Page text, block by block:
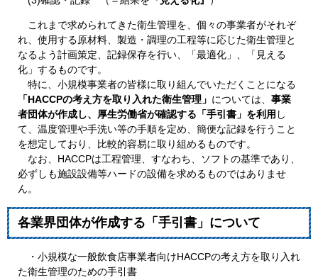
これまで求められてきた衛生管理を、個々の事業者がそれぞ
れ、使用する原材料、製造・調理の工程等に応じた衛生管理と
なるよう計画策定、記録保存を行い、「最適化」、「見える
化」するものです。
特に、小規模事業者の皆様に取り組んでいただくことになる
「HACCPの考え方を取り入れた衛生管理」 については、 事業
者団体が作成し、厚生労働省が確認する「手引書」を利用 し
て、温度管理や手洗い等の手順を定め、簡便な記録を行うこと
を想定しており、比較的容易に取り組めるものです。
なお、HACCPは工程管理、すなわち、ソフトの基準であり、
必ずしも施設設備等ハードの設備を求めるものではありませ
ん。
各業界団体が作成する「手引書」について
・小規模な一般飲食店事業者向けHACCPの考え方を取り入れ
た衛生管理のための手引書